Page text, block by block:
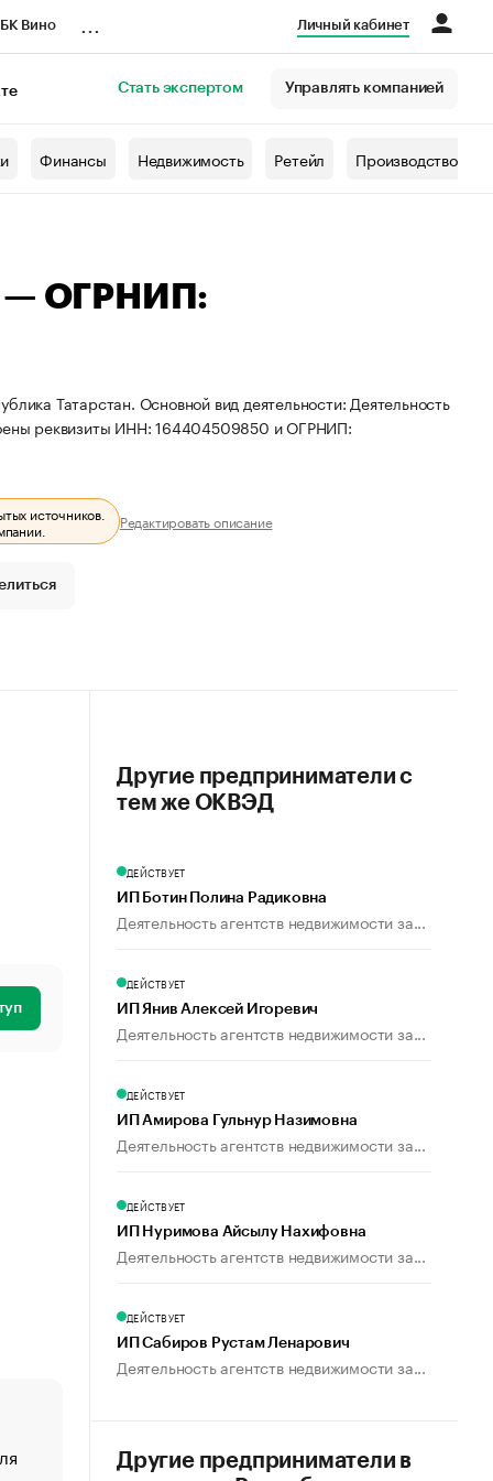
Вино Личный кабинет
Стать экспертом Управлять компанией
Финансы Недвижимость Ретейл Производство
— ОГРНИП:
Татарстан. Основной вид деятельности: Деятельность
реквизиты ИНН: 164404509850 и ОГРНИП:
источников.
Редактировать описание
«От спорта тело стареет иначе». Как живет глава
Другие предприниматели с
тем же ОКВЭД
ДЕЙСТВУЕТ
ИП Ботин Полина Радиковна
Деятельность агентств недвижимости за...
ДЕЙСТВУЕТ
ИП Янив Алексей Игоревич
Деятельность агентств недвижимости за...
ДЕЙСТВУЕТ
ИП Амирова Гульнур Назимовна
Деятельность агентств недвижимости за...
ДЕЙСТВУЕТ
ИП Нуримова Айсылу Нахифовна
Деятельность агентств недвижимости за...
ДЕЙСТВУЕТ
ИП Сабиров Рустам Ленарович
Деятельность агентств недвижимости за...
Другие предприниматели в